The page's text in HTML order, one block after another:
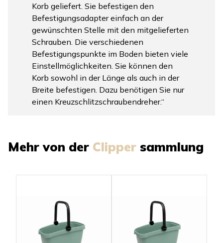
Korb geliefert. Sie befestigen den
Befestigungsadapter einfach an der
gewünschten Stelle mit den mitgelieferten
Schrauben. Die verschiedenen
Befestigungspunkte im Boden bieten viele
Einstellmöglichkeiten. Sie können den
Korb sowohl in der Länge als auch in der
Breite befestigen. Dazu benötigen Sie nur
einen Kreuzschlitzschraubendreher.“
Mehr von der Clipper sammlung